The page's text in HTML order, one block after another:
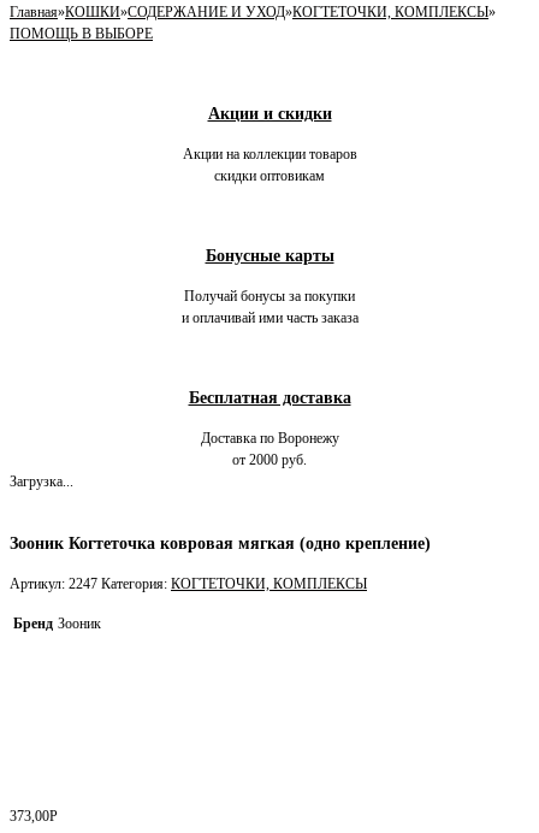
Главная»КОШКИ»СОДЕРЖАНИЕ И УХОД»КОГТЕТОЧКИ, КОМПЛЕКСЫ»
ПОМОЩЬ В ВЫБОРЕ
Акции и скидки
Акции на коллекции товаров
скидки оптовикам
Бонусные карты
Получай бонусы за покупки
и оплачивай ими часть заказа
Бесплатная доставка
Доставка по Воронежу
от 2000 руб.
Загрузка...
Зооник Когтеточка ковровая мягкая (одно крепление)
Артикул: 2247 Категория: КОГТЕТОЧКИ, КОМПЛЕКСЫ
Бренд Зооник
373,00Р